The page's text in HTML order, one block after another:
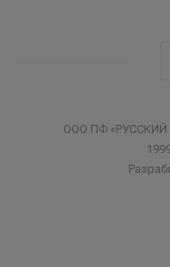
ООО ПФ «РУССКИЙ